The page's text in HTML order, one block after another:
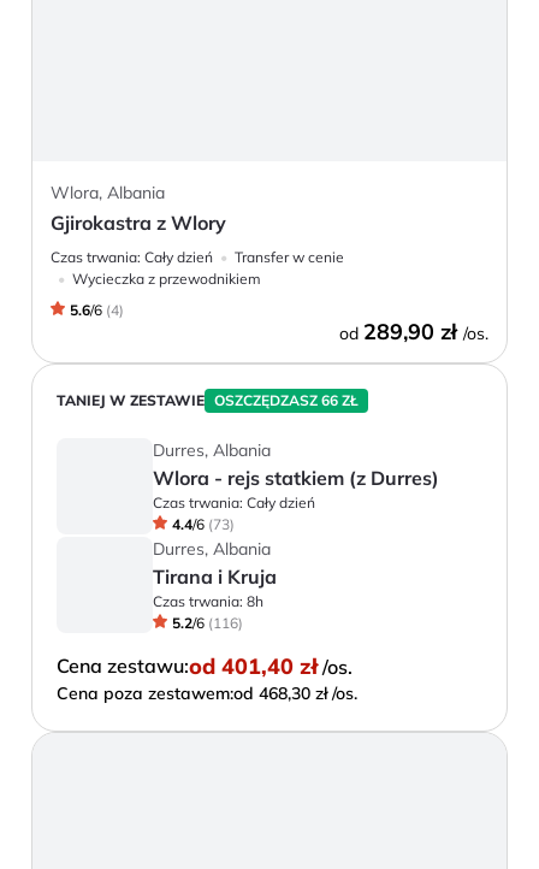
Wlora, Albania
Gjirokastra z Wlory
Czas trwania: Cały dzień
Transfer w cenie
Wycieczka z przewodnikiem
5.6/6 (4)
od 289,90 zł /os.
TANIEJ W ZESTAWIE OSZCZĘDZASZ 66 ZŁ
Durres, Albania
Wlora - rejs statkiem (z Durres)
Czas trwania: Cały dzień
4.4/6 (73)
Durres, Albania
Tirana i Kruja
Czas trwania: 8h
5.2/6 (116)
Cena zestawu:od 401,40 zł /os.
Cena poza zestawem:od 468,30 zł /os.